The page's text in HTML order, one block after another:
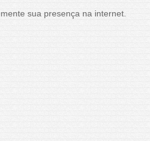
sua presença na internet.